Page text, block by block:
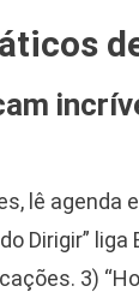
lê agenda
Dirigir” liga
3)